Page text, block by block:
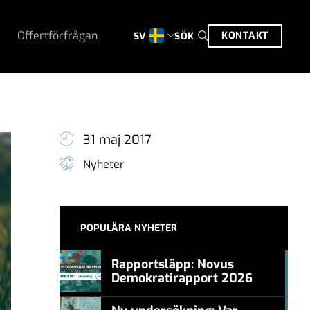
Offertförfrågan SV SÖK KONTAKT
31 maj 2017
Nyheter
POPULÄRA NYHETER
Rapportsläpp: Novus
Demokratirapport 2026